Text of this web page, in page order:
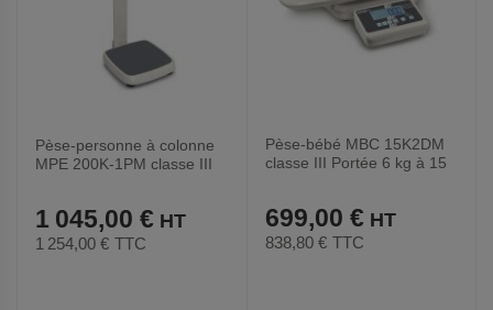
Pèse-personne à colonne
MPE 200K-1PM classe III
1 045,00 €
1 254,00 € TTC
Pèse-bébé MBC 15K2DM
classe III Portée 6 kg à 15
699,00 €
838,80 € TTC